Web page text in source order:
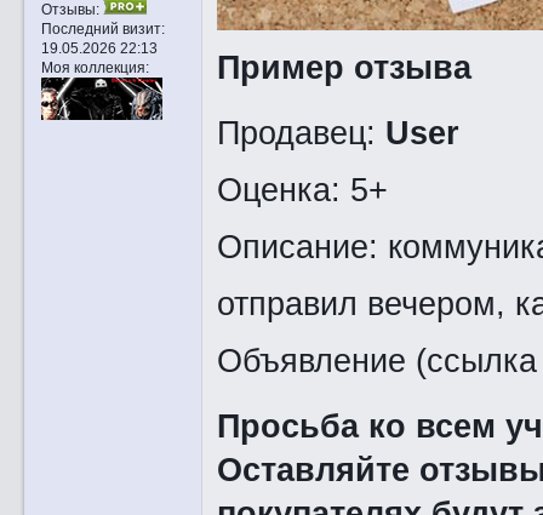
Отзывы:
Последний визит:
19.05.2026 22:13
Моя коллекция:
Пример отзыва
Продавец: User
Оценка: 5+
Описание:
отправил вечером,
Объявление (ссылка
Просьба ко всем
Оставляйте